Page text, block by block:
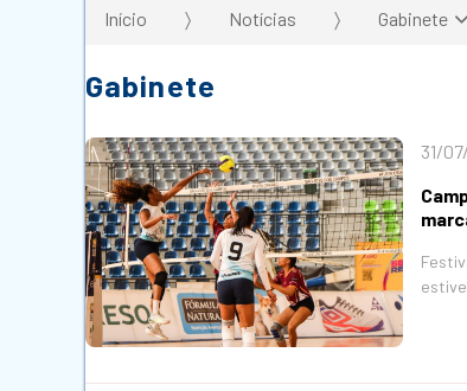
Início Notícias Gabinete
Gabinete
31/